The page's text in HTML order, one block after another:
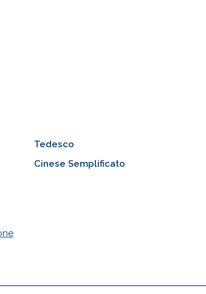
Tedesco
Cinese Semplificato